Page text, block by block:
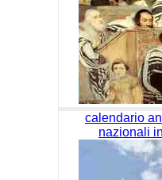
calendario
nazionali